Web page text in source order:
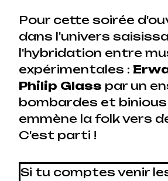
Pour cette soirée
dans l'univers
l'hybridation entre
expérimentales :
Philip Glass par un
bombardes et
emmène la folk vers
C'est parti !
Si tu comptes venir